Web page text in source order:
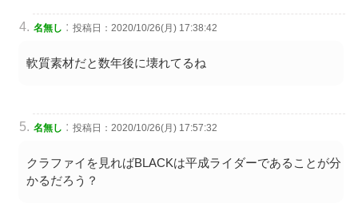
名無し : 投稿日：2020/10/26(月) 17:38:42
軟質素材だと数年後に壊れてるね
名無し : 投稿日：2020/10/26(月) 17:57:32
クラファイを見ればBLACKは平成ライダーであることが分
かるだろう？